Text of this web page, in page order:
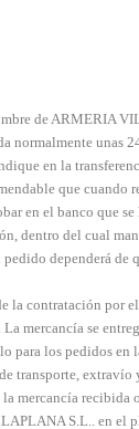
de ARMERIA
normalmente unas
en la
que
en el banco que
dentro del cual
dependerá
la contratación
mercancía se
los pedidos
transporte,
mercancía
S.L.. en